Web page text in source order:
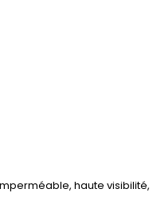
haute visibilité,